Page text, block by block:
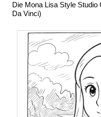
Die Mona Lisa Style Studio
Da Vinci)